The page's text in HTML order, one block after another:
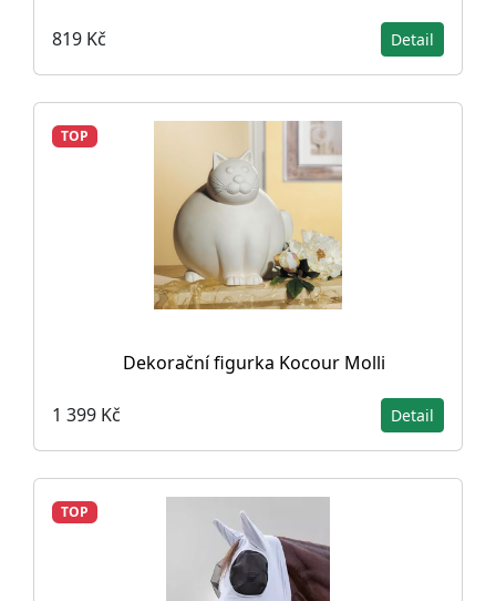
819 Kč Detail
TOP
Dekorační figurka Kocour Molli
1 399 Kč Detail
TOP